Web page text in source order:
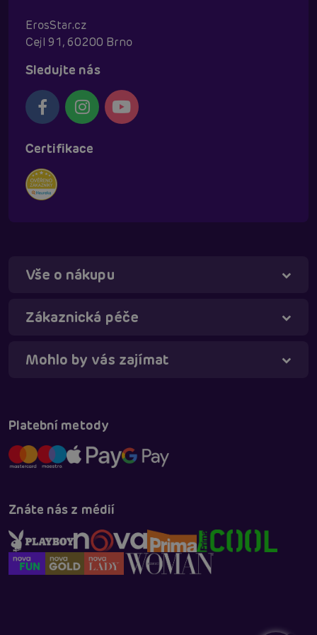
ErosStar.cz
Cejl 91, 60200 Brno
Sledujte nás
Certifikace
Vše o nákupu
Zákaznická péče
Mohlo by vás zajímat
Platební metody
Znáte nás z médií
Táňa - virtuální asistentka